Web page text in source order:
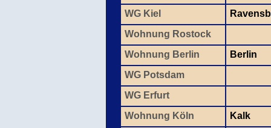
WG Kiel
Wohnung Rostock
Wohnung Berlin
Berlin
WG Potsdam
WG Erfurt
Wohnung Köln
Kalk